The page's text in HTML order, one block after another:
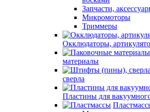
Запчасти,
Микромоторы
Триммеры
Окклюдаторы,
материалы
сверла
Пластины для